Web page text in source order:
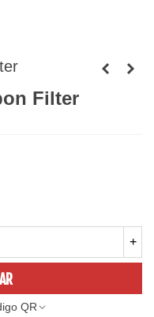
Filter
+
QR